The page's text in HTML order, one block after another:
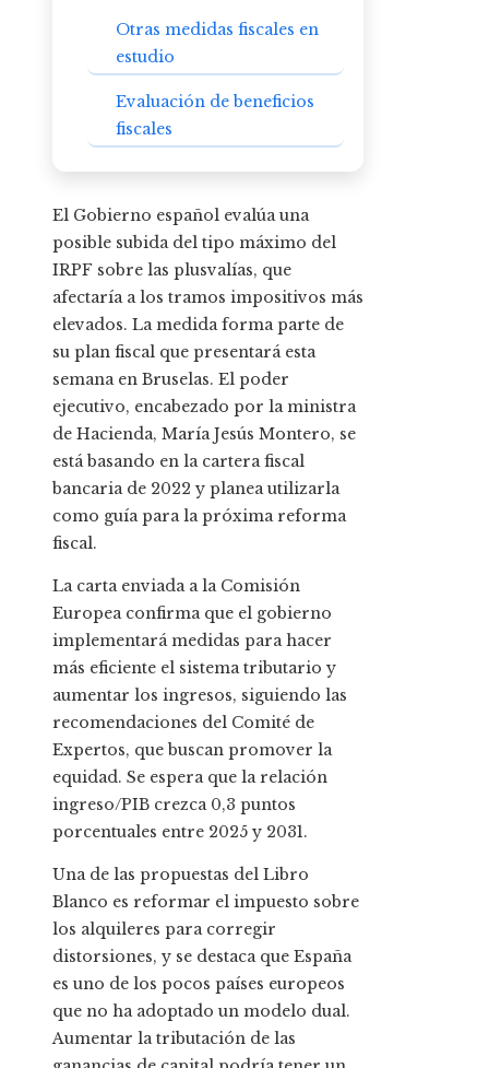
Otras medidas fiscales en
estudio
Evaluación de beneficios
fiscales
El Gobierno español evalúa una
posible subida del tipo máximo del
IRPF sobre las plusvalías, que
afectaría a los tramos impositivos más
elevados. La medida forma parte de
su plan fiscal que presentará esta
semana en Bruselas. El poder
ejecutivo, encabezado por la ministra
de Hacienda, María Jesús Montero, se
está basando en la cartera fiscal
bancaria de 2022 y planea utilizarla
como guía para la próxima reforma
fiscal.
La carta enviada a la Comisión
Europea confirma que el gobierno
implementará medidas para hacer
más eficiente el sistema tributario y
aumentar los ingresos, siguiendo las
recomendaciones del Comité de
Expertos, que buscan promover la
equidad. Se espera que la relación
ingreso/PIB crezca 0,3 puntos
porcentuales entre 2025 y 2031.
Una de las propuestas del Libro
Blanco es reformar el impuesto sobre
los alquileres para corregir
distorsiones, y se destaca que España
es uno de los pocos países europeos
que no ha adoptado un modelo dual.
Aumentar la tributación de las